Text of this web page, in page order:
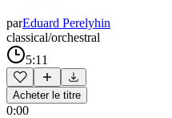
parEduard Perelyhin
classical/orchestral
5:11
Acheter le titre
0:00